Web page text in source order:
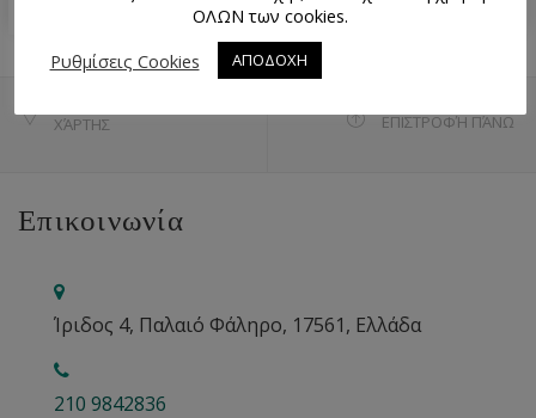
ΧΆΡΤΗΣ ΕΠΙΣΤΡΟΦΉ ΠΆΝΩ
Επικοινωνία
Ίριδος 4, Παλαιό Φάληρο, 17561, Ελλάδα
210 9842836
ΟΛΩΝ των cookies.
Ρυθμίσεις Cookies
ΑΠΟΔΟΧΗ